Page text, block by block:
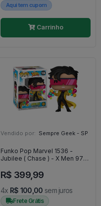
Aqui tem cupom
Carrinho
Vendido por: Sempre Geek - SP
Funko Pop Marvel 1536 -
Jubilee ( Chase ) - X Men 97
R$ 399,99
4x R$ 100,00 sem juros
Frete Grátis